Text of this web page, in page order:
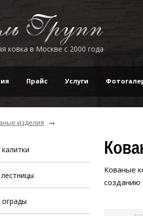
ковка в Москве с 2000 года
Прайс Услуги
изделия
Кованые
созданию